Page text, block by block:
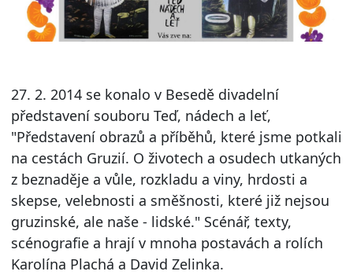
27. 2. 2014 se konalo v Besedě divadelní
představení souboru Teď, nádech a leť,
"Představení obrazů a příběhů, které jsme potkali
na cestách Gruzií. O životech a osudech utkaných
z beznaděje a vůle, rozkladu a viny, hrdosti a
skepse, velebnosti a směšnosti, které již nejsou
gruzinské, ale naše - lidské." Scénář, texty,
scénografie a hrají v mnoha postavách a rolích
Karolína Plachá a David Zelinka.